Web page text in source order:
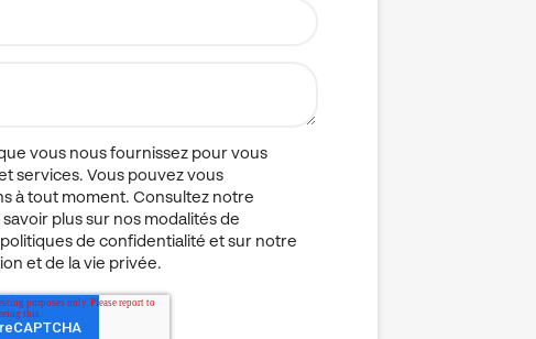
vous nous fournissez pour vous
services. Vous pouvez vous
à tout moment. Consultez notre
plus sur nos modalités de
de confidentialité et sur notre
et de la vie privée.